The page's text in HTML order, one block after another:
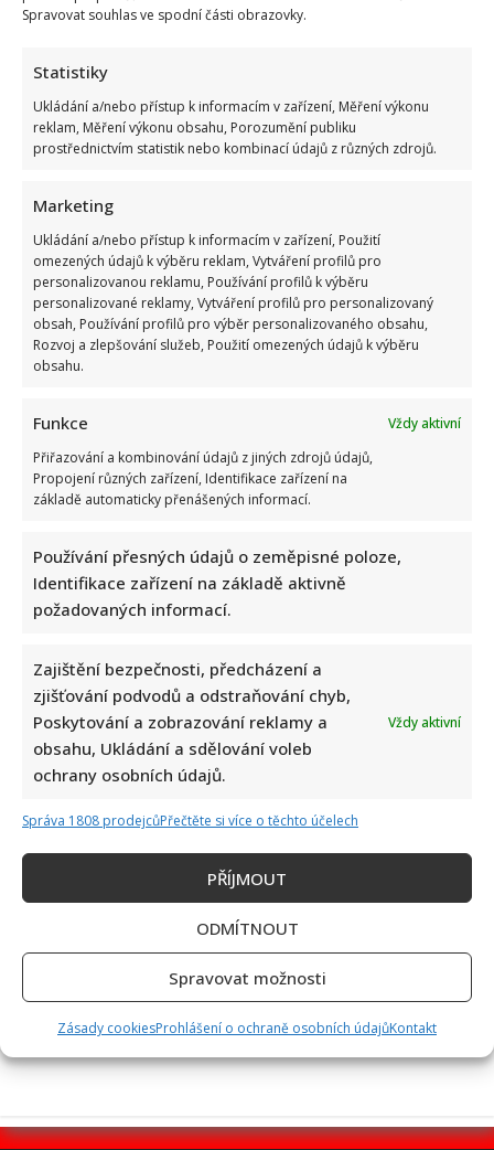
Spravovat souhlas ve spodní části obrazovky.
Statistiky
Ukládání a/nebo přístup k informacím v zařízení, Měření výkonu
reklam, Měření výkonu obsahu, Porozumění publiku
prostřednictvím statistik nebo kombinací údajů z různých zdrojů.
Marketing
Ukládání a/nebo přístup k informacím v zařízení, Použití
omezených údajů k výběru reklam, Vytváření profilů pro
personalizovanou reklamu, Používání profilů k výběru
personalizované reklamy, Vytváření profilů pro personalizovaný
obsah, Používání profilů pro výběr personalizovaného obsahu,
Rozvoj a zlepšování služeb, Použití omezených údajů k výběru
obsahu.
Funkce
Vždy aktivní
Přiřazování a kombinování údajů z jiných zdrojů údajů,
Propojení různých zařízení, Identifikace zařízení na
základě automaticky přenášených informací.
Používání přesných údajů o zeměpisné poloze,
Identifikace zařízení na základě aktivně
požadovaných informací.
Zajištění bezpečnosti, předcházení a
zjišťování podvodů a odstraňování chyb,
Poskytování a zobrazování reklamy a
obsahu, Ukládání a sdělování voleb
ochrany osobních údajů.
Vždy aktivní
Správa 1808 prodejcůPřečtěte si více o těchto účelech
PŘÍJMOUT
ODMÍTNOUT
Spravovat možnosti
Zásady cookiesProhlášení o ochraně osobních údajůKontakt
Kristýna Leichtová se zastala kojení na veřejnosti pomocí
kontroverzní fotky: Bude prý bojovat celý týden
Marek Ztracený zrušil velkolepé finále svého koncertu na
Letné
projde málokdo, pamětníci by ale měli dát alespoň 8/10
Petr Macinka se pochlubil vzácnými fotkami své dcery z
oslavy narozenin: Fanoušci lichotí celé rodině
Leoš Mareš odhalil, kolik stojí synovo studium na Floridě: